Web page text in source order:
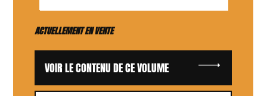
ACTUELLEMENT EN VENTE
VOIR LE CONTENU DE CE VOLUME